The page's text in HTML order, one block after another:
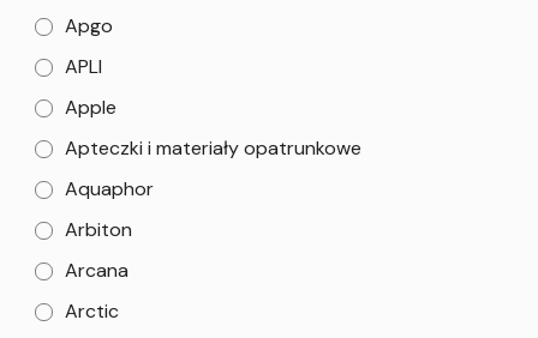
Apgo
APLI
Apple
Apteczki i materiały opatrunkowe
Aquaphor
Arbiton
Arcana
Arctic